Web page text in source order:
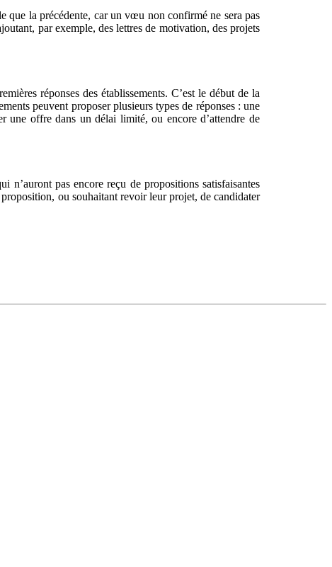
que la précédente, car un vœu non confirmé ne sera pas
par exemple, des lettres de motivation, des projets
réponses des établissements. C’est le début de la
peuvent proposer plusieurs types de réponses : une
une offre dans un délai limité, ou encore d’attendre de
n’auront pas encore reçu de propositions satisfaisantes
ou souhaitant revoir leur projet, de candidater